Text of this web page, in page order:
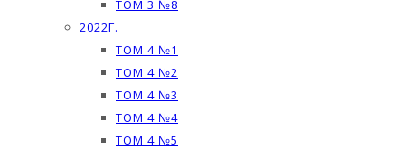
ТОМ 3 №8
2022Г.
ТОМ 4 №1
ТОМ 4 №2
ТОМ 4 №3
ТОМ 4 №4
ТОМ 4 №5